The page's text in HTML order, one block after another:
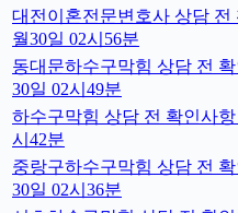
대전이혼전문변호사 상담 전
월30일 02시56분
동대문하수구막힘 상담 전
30일 02시49분
하수구막힘 상담 전 확인사항
시42분
중랑구하수구막힘 상담 전
30일 02시36분